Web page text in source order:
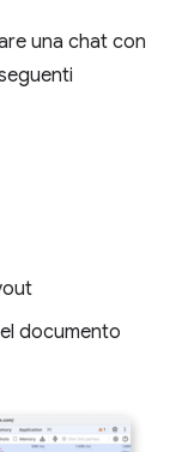
una chat con
documento